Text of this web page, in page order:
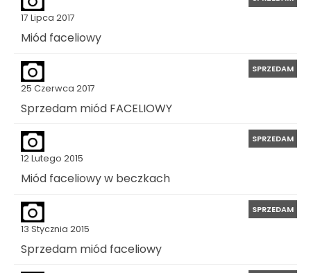
17 Lipca 2017
Miód faceliowy
25 Czerwca 2017
SPRZEDAM
Sprzedam miód FACELIOWY
12 Lutego 2015
SPRZEDAM
Miód faceliowy w beczkach
13 Stycznia 2015
SPRZEDAM
Sprzedam miód faceliowy